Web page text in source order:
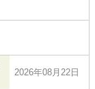
2026年08月22日